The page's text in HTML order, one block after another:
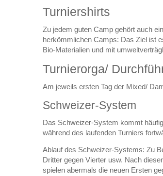
Turniershirts
Zu jedem guten Camp gehört auch
herkömmlichen Camps: Das Ziel ist
Bio-Materialien und mit
Turnierorga/
Am jeweils ersten Tag der Mixed/
Schweizer-System
Das Schweizer-System kommt
während des laufenden Turniers
Ablauf des Schweizer-Systems: Zu
Dritter gegen Vierter usw. Nach
spielen abermals die neuen Ersten